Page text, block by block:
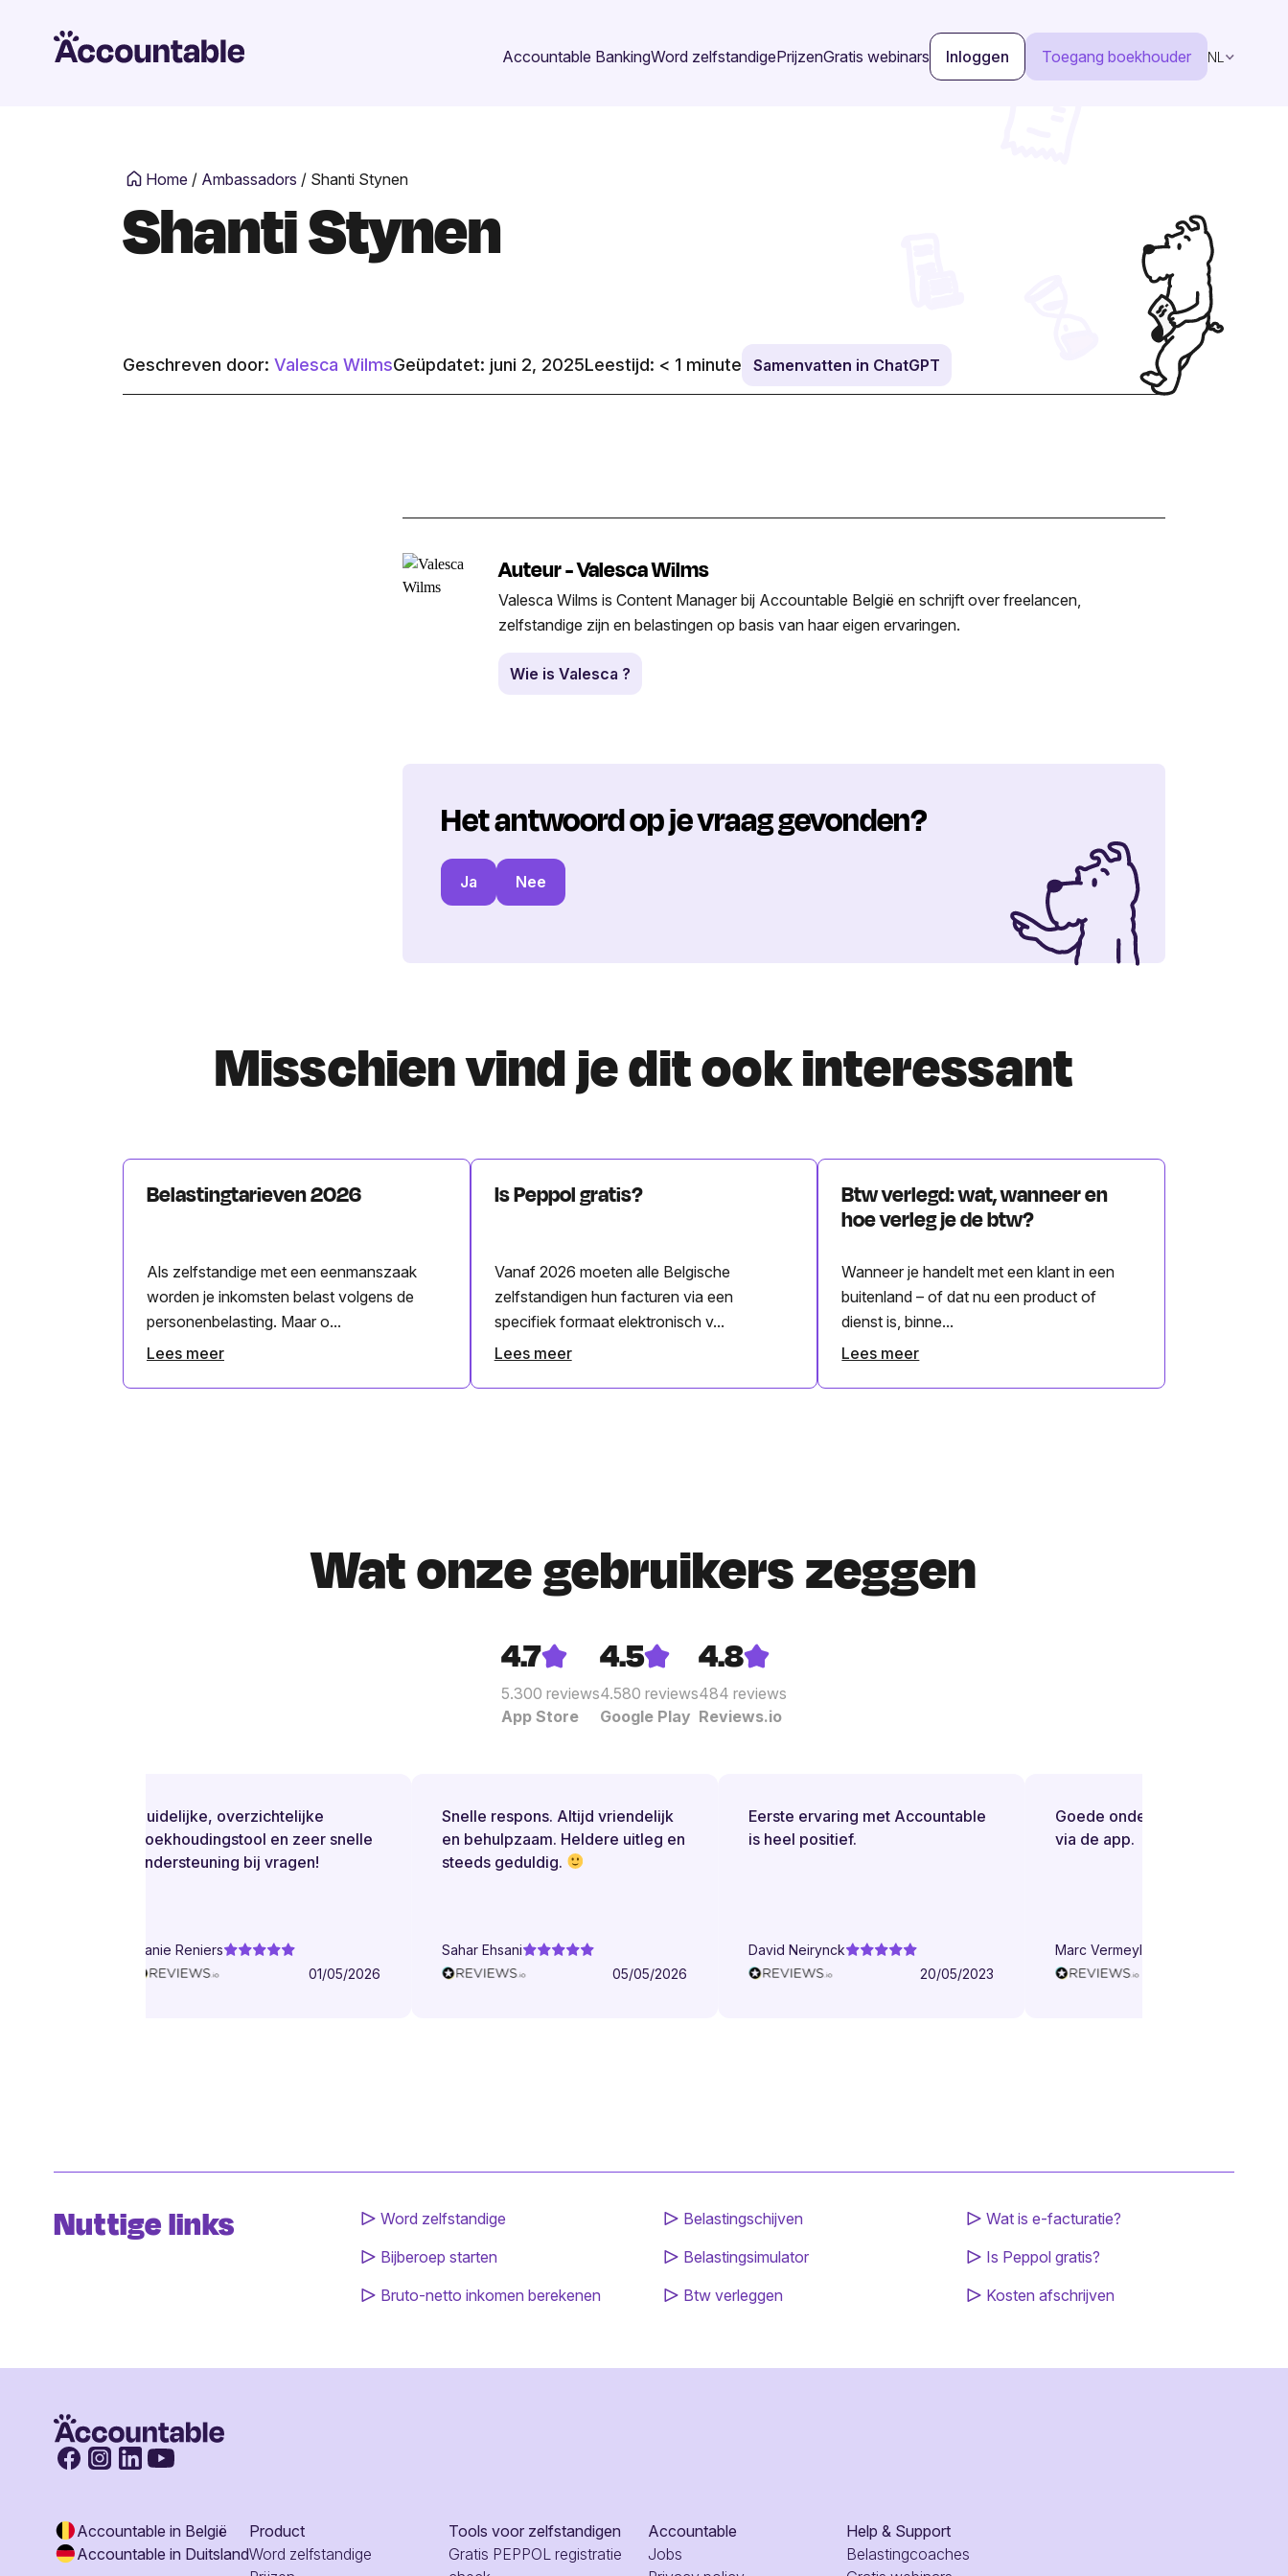
Accountable BankingWord zelfstandigePrijzenGratis webinars Inloggen Toegang boekhouder NL
Home / Ambassadors / Shanti Stynen
Shanti Stynen
Geschreven door: Valesca WilmsGeüpdatet: juni 2, 2025Leestijd: < 1 minute Samenvatten in ChatGPT
Auteur - Valesca Wilms
Valesca Wilms is Content Manager bij Accountable België en schrijft over freelancen,
zelfstandige zijn en belastingen op basis van haar eigen ervaringen.
Wie is Valesca ?
Het antwoord op je vraag gevonden?
Ja Nee
Misschien vind je dit ook interessant
Belastingtarieven 2026
Als zelfstandige met een eenmanszaak
worden je inkomsten belast volgens de
personenbelasting. Maar o...
Lees meer
Is Peppol gratis?
Vanaf 2026 moeten alle Belgische
zelfstandigen hun facturen via een
specifiek formaat elektronisch v...
Lees meer
Btw verlegd: wat, wanneer en
hoe verleg je de btw?
Wanneer je handelt met een klant in een
buitenland – of dat nu een product of
dienst is, binne...
Lees meer
Wat onze gebruikers zeggen
4.7
5.300 reviews
App Store
4.5
4.580 reviews
Google Play
4.8
484 reviews
Reviews.io
Duidelijke, overzichtelijke
boekhoudingstool en zeer snelle
ondersteuning bij vragen!
Danie Reniers
01/05/2026
Snelle respons. Altijd vriendelijk
en behulpzaam. Heldere uitleg en
steeds geduldig.
Sahar Ehsani
05/05/2026
Eerste ervaring met Accountable
is heel positief.
David Neirynck
20/05/2023
Goede ondersteuning bij vragen
via de app.
Marc Vermeylen
Nuttige links
Word zelfstandige
Bijberoep starten
Bruto-netto inkomen berekenen
Belastingschijven
Belastingsimulator
Btw verleggen
Wat is e-facturatie?
Is Peppol gratis?
Kosten afschrijven
Accountable in België
Accountable in Duitsland
Product
Word zelfstandige
Tools voor zelfstandigen
Gratis PEPPOL registratie
Accountable
Jobs
Help & Support
Belastingcoaches